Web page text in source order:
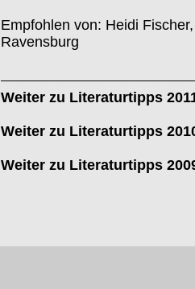
Empfohlen von: Heidi
Ravensburg
Weiter zu Literaturtipps
Weiter zu Literaturtipps
Weiter zu Literaturtipps